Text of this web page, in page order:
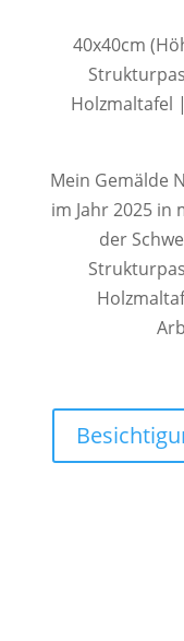
40x40cm
Holzmaltafel
Mein Gemälde
im Jahr 2025
der